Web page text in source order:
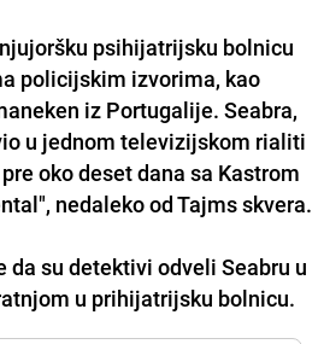
psihijatrijsku bolnicu
policijskim izvorima, kao
iz Portugalije. Seabra,
u jednom televizijskom rialiti
oko deset dana sa Kastrom
nedaleko od Tajms skvera.
da su detektivi odveli Seabru u
u prihijatrijsku bolnicu.